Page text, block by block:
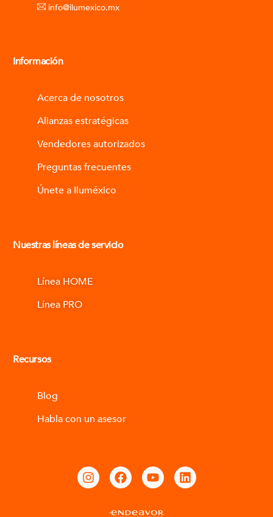
info@ilumexico.mx
Información
Acerca de nosotros
Alianzas estratégicas
Vendedores autorizados
Preguntas frecuentes
Únete a Iluméxico
Nuestras líneas de servicio
Línea HOME
Línea PRO
Recursos
Blog
Habla con un asesor